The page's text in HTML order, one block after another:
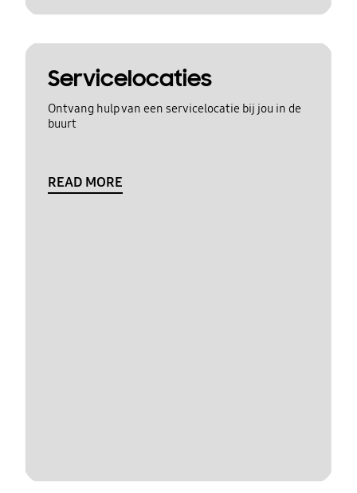
Servicelocaties
Ontvang hulp van een servicelocatie bij jou in de
buurt
READ MORE